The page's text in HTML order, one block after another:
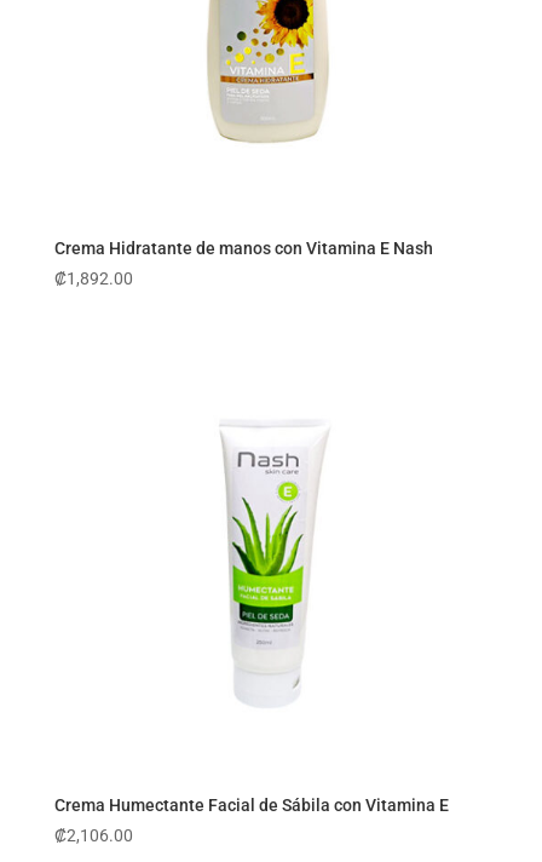
Crema Hidratante de manos con Vitamina E Nash
₡1,892.00
Crema Humectante Facial de Sábila con Vitamina E
₡2,106.00